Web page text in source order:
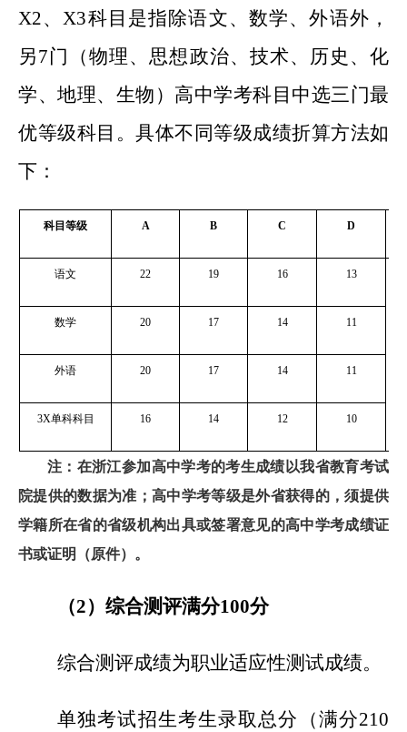
X2、X3科目是指除语文、数学、外语外，
另7门
（物理、思想政治、技术、历史、化
学、地理、生物）高中学考科目中选三门最
优等级科目。具体不同等级成绩折算方法如
下：
科目等级 A B C D
语文 22 19 16 13
数学 20 17 14 11
外语 20 17 14 11
3X单科科目 16 14 12 10
注：在浙江参加高中学考的考生成绩以我省教育考试
院提供的数据为准；高中学考等级是外省获得的，须提供
学籍所在省的省级机构出具或签署意见的高中学考成绩证
书或证明（原件）。
（2）综合测评满分100分
综合测评成绩为职业适应性测试成绩。
单独考试招生考生录取总分（满分210